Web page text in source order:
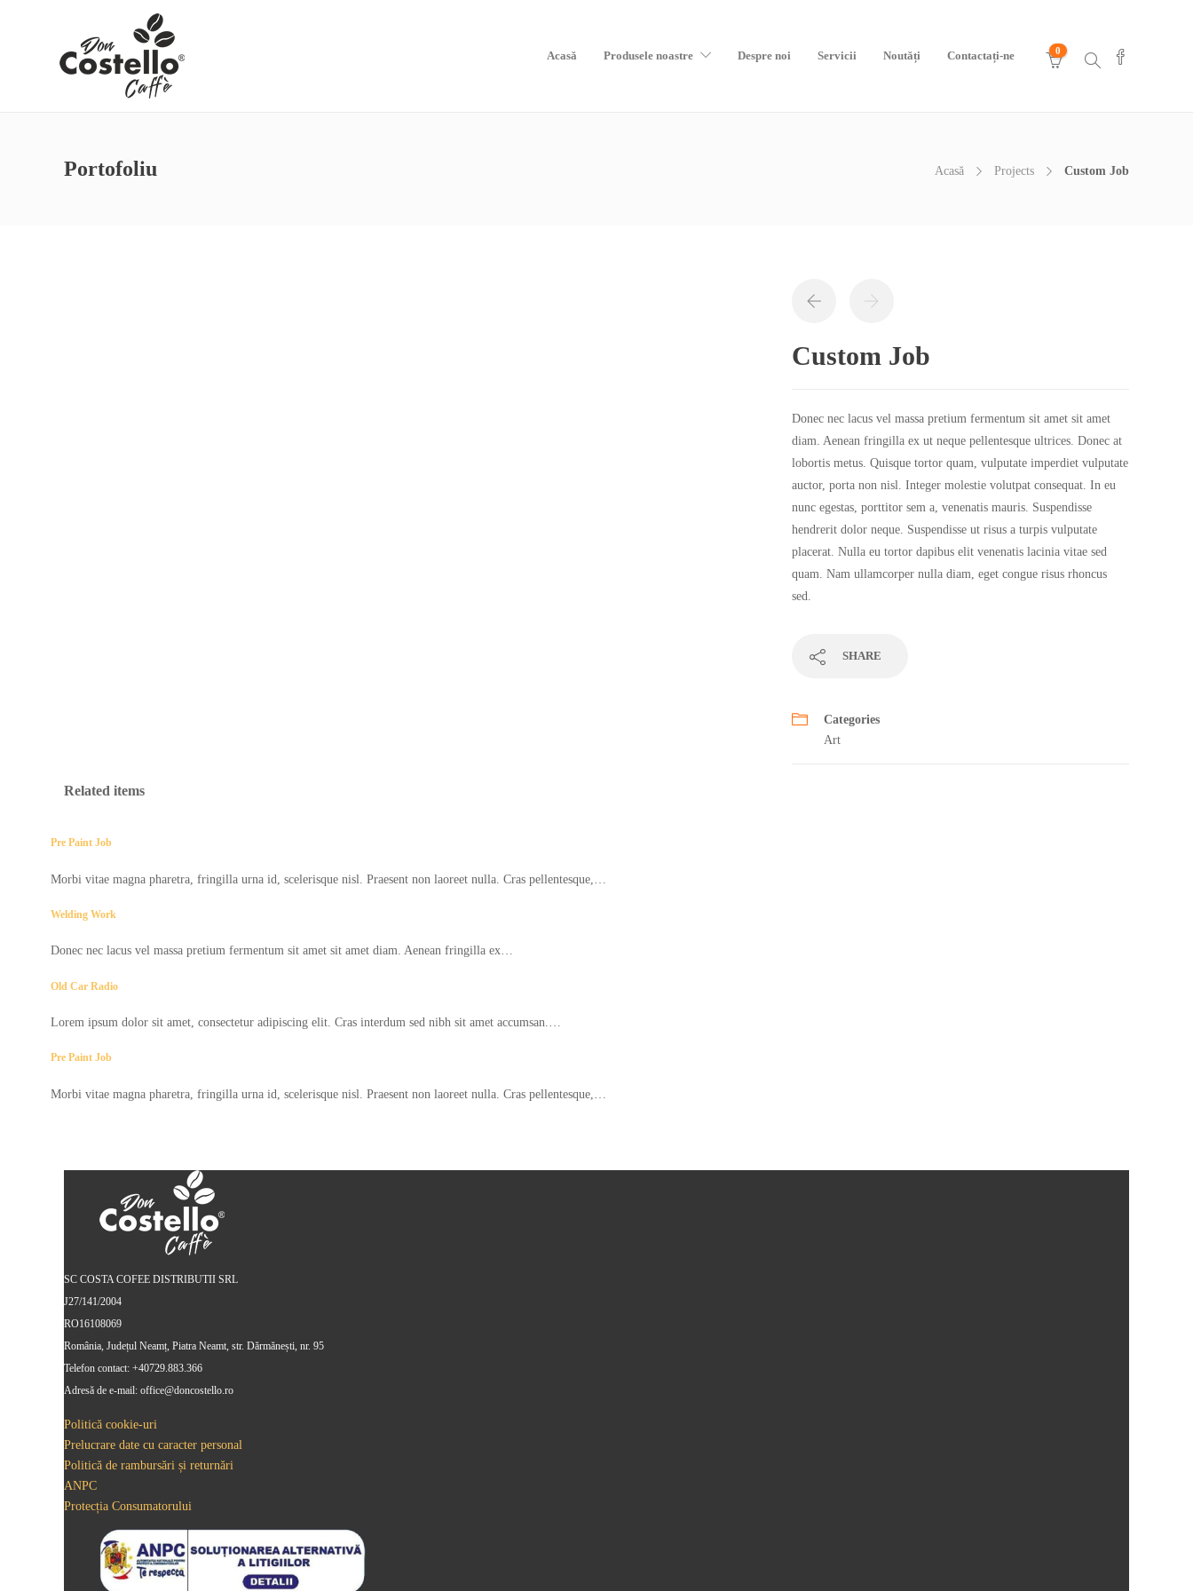
Acasă Produsele noastre Despre noi Servicii Noutăți Contactați-ne 0
Portofoliu Acasă Projects Custom Job
Custom Job
Donec nec lacus vel massa pretium fermentum sit amet sit amet
diam. Aenean fringilla ex ut neque pellentesque ultrices. Donec at
lobortis metus. Quisque tortor quam, vulputate imperdiet vulputate
auctor, porta non nisl. Integer molestie volutpat consequat. In eu
nunc egestas, porttitor sem a, venenatis mauris. Suspendisse
hendrerit dolor neque. Suspendisse ut risus a turpis vulputate
placerat. Nulla eu tortor dapibus elit venenatis lacinia vitae sed
quam. Nam ullamcorper nulla diam, eget congue risus rhoncus
sed.
SHARE
Categories
Art
Related items
Pre Paint Job
Morbi vitae magna pharetra, fringilla urna id, scelerisque nisl. Praesent non laoreet nulla. Cras pellentesque,…
Welding Work
Donec nec lacus vel massa pretium fermentum sit amet sit amet diam. Aenean fringilla ex…
Old Car Radio
Lorem ipsum dolor sit amet, consectetur adipiscing elit. Cras interdum sed nibh sit amet accumsan.…
Pre Paint Job
Morbi vitae magna pharetra, fringilla urna id, scelerisque nisl. Praesent non laoreet nulla. Cras pellentesque,…
SC COSTA COFEE DISTRIBUTII SRL
J27/141/2004
RO16108069
România, Județul Neamț, Piatra Neamt, str. Dărmănești, nr. 95
Telefon contact: +40729.883.366
Adresă de e-mail: office@doncostello.ro
Politică cookie-uri
Prelucrare date cu caracter personal
Politică de rambursări și returnări
ANPC
Protecția Consumatorului